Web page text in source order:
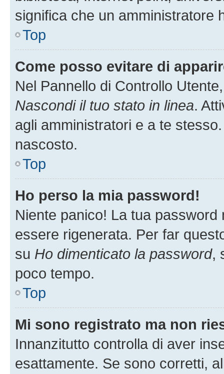
significa che un amministratore
Top
Come posso evitare di
Nel Pannello di Controllo
Nascondi il tuo stato in linea.
agli amministratori e a te
nascosto.
Top
Ho perso la mia password!
Niente panico! La tua
essere rigenerata. Per far
su Ho dimenticato la password,
poco tempo.
Top
Mi sono registrato ma non
Innanzitutto controlla di aver
esattamente. Se sono corretti,